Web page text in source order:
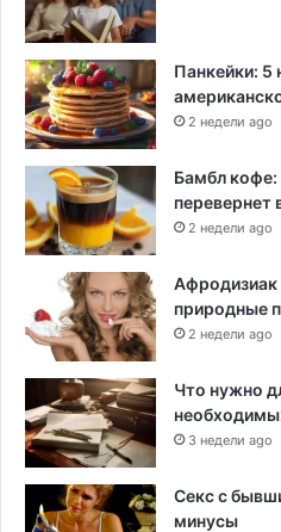
Панкейки: 5
2 недели ago
Бамбл кофе:
перевернет
2 недели ago
природные
2 недели ago
Что нужно
3 недели ago
Секс с
минусы